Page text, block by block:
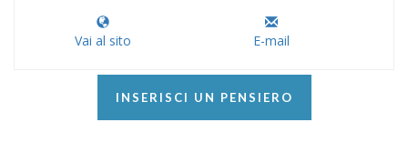
Vai al sito E-mail
INSERISCI UN PENSIERO